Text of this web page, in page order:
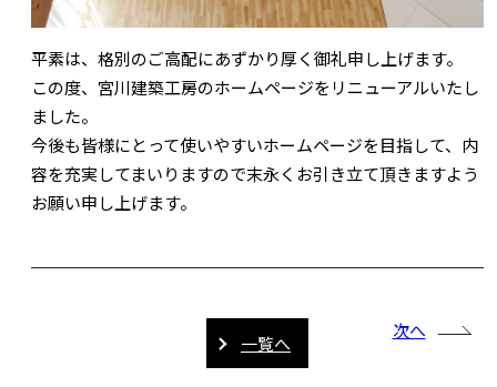
平素は、格別のご高配にあずかり厚く御礼申し上げます。
この度、宮川建築工房のホームページをリニューアルいたし
ました。
今後も皆様にとって使いやすいホームページを目指して、内
容を充実してまいりますので末永くお引き立て頂きますよう
お願い申し上げます。
一覧へ
次へ